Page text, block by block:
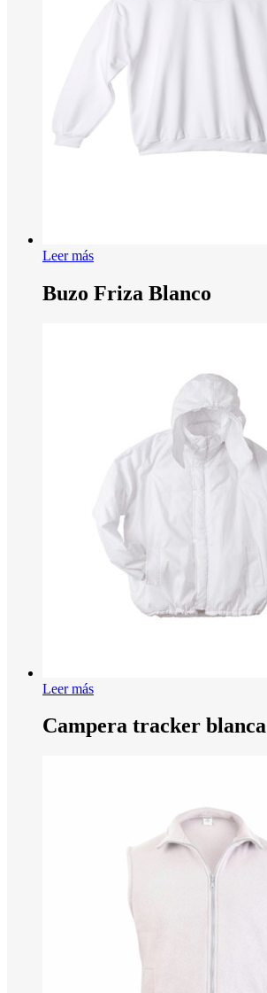
Leer más
Buzo Friza Blanco
Leer más
Campera tracker blanca